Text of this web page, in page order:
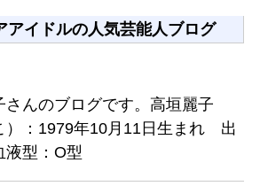
アイドルの人気芸能人ブログ
さんのブログです。高垣麗子
）：1979年10月11日生まれ 出
型：O型